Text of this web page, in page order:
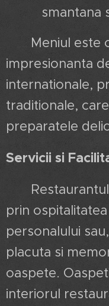
smantana
Meniul este
impresionanta
internationale,
traditionale,
preparatele
Servicii si
Restaurantul
prin
personalului
placuta si
oaspete.
interiorul